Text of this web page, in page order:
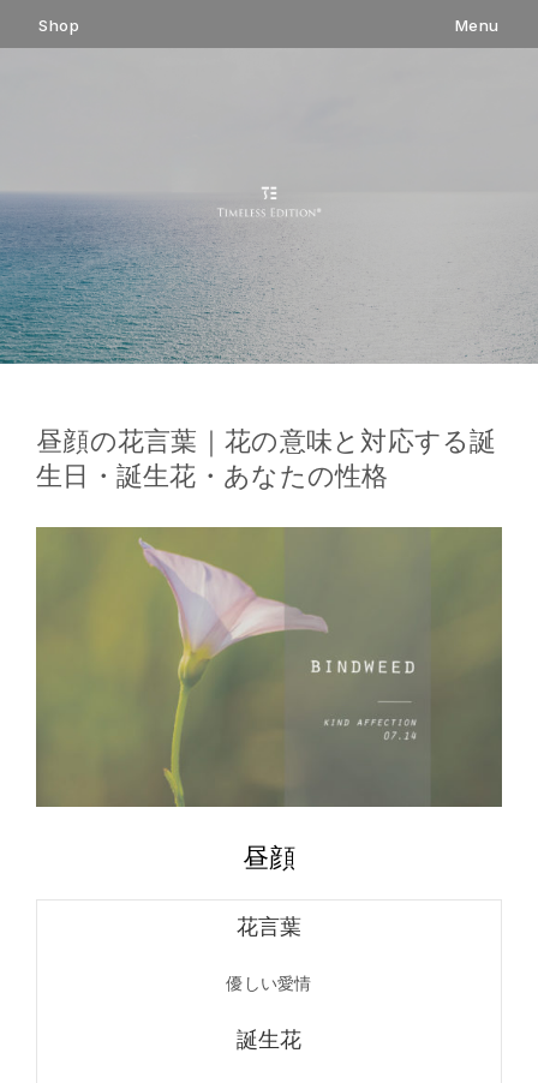
Shop Menu
ン
ス
キ
ッ
プ
昼顔の花言葉｜花の意味と対応する誕
生日・誕生花・あなたの性格
昼顔
花言葉
優しい愛情
誕生花